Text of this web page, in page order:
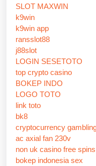
SLOT MAXWIN
k9win
k9win app
ransslot88
j88slot
LOGIN SESETOTO
top crypto casino
BOKEP INDO
LOGO TOTO
link toto
bk8
cryptocurrency
ac axial fan 230v
non uk casino free spins
bokep indonesia sex